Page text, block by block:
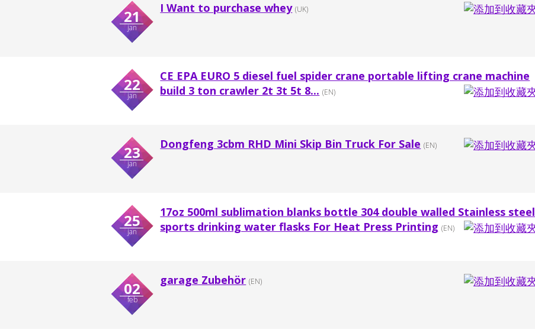
21
jan
I Want to purchase whey (UK)
22
jan
CE EPA EURO 5 diesel fuel spider crane portable lifting crane machine
build 3 ton crawler 2t 3t 5t 8... (EN)
23
jan
Dongfeng 3cbm RHD Mini Skip Bin Truck For Sale (EN)
25
jan
17oz 500ml sublimation blanks bottle 304 double walled Stainless steel
sports drinking water flasks For Heat Press Printing (EN)
02
feb
garage Zubehör (EN)